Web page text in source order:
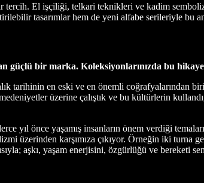
El işçiliği, telkari teknikleri ve kadim
tasarımlar hem de yeni alfabe serileriyle bu
bir marka. Koleksiyonlarınızda bu
tarihinin en eski ve en önemli coğrafyalarından
üzerine çalıştık ve bu kültürlerin
yıl önce yaşamış insanların önem verdiği
üzerinden karşımıza çıkıyor. Örneğin iki
aşkı, yaşam enerjisini, özgürlüğü ve bereketi